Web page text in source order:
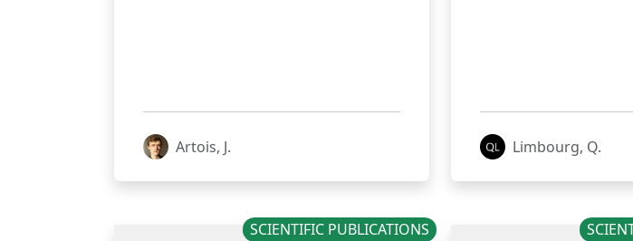
Artois, J. Limbourg, Q.
SCIENTIFIC PUBLICATIONS